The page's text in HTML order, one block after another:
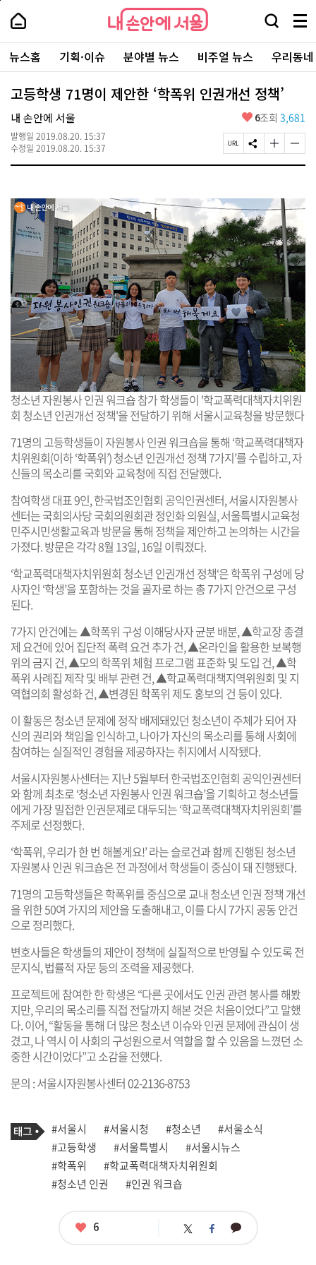
본
로
가
내
손
안
에
서
울
-
서
울
시
대
표
소
털
내
손
에
울
검
창
열
기
메
뉴
전
체
보
주
요
서
뉴스홈 기획·이슈 분야별 뉴스 비주얼 뉴스 우리동
고등학생 71명이 제안한 ‘학폭위 인권개선 정책’
내 손안에 서울
발행일 2019.08.20. 15:37
수정일 2019.08.20. 15:37
좋
요
6조회 3,681
페
이
R
L
복
사
S
N
유
하
기
글
자
크
게
변
경
하
기
글
자
작
게
경
하
기
청소년 자원봉사 인권 워크숍 참가 학생들이 '학교폭력대책자치위원
회 청소년 인권개선 정책'을 전달하기 위해 서울시교육청을 방문했다
71명의 고등학생들이 자원봉사 인권 워크숍을 통해 ‘학교폭력대책자
치위원회(이하 ‘학폭위’) 청소년 인권개선 정책 7가지’를 수립하고, 자
신들의 목소리를 국회와 교육청에 직접 전달했다.
참여학생 대표 9인, 한국법조인협회 공익인권센터, 서울시자원봉사
센터는 국회의사당 국회의원회관 정인화 의원실, 서울특별시교육청
민주시민생활교육과 방문을 통해 정책을 제안하고 논의하는 시간을
가졌다. 방문은 각각 8월 13일, 16일 이뤄졌다.
‘학교폭력대책자치위원회 청소년 인권개선 정책‘은 학폭위 구성에 당
사자인 ‘학생’을 포함하는 것을 골자로 하는 총 7가지 안건으로 구성
된다.
7가지 안건에는 ▲학폭위 구성 이해당사자 균분 배분, ▲학교장 종결
제 요건에 있어 집단적 폭력 요건 추가 건, ▲온라인을 활용한 보복행
위의 금지 건, ▲모의 학폭위 체험 프로그램 표준화 및 도입 건, ▲학
폭위 사례집 제작 및 배부 관련 건, ▲학교폭력대책지역위원회 및 지
역협의회 활성화 건, ▲변경된 학폭위 제도 홍보의 건 등이 있다.
이 활동은 청소년 문제에 정작 배제돼있던 청소년이 주체가 되어 자
신의 권리와 책임을 인식하고, 나아가 자신의 목소리를 통해 사회에
참여하는 실질적인 경험을 제공하자는 취지에서 시작됐다.
서울시자원봉사센터는 지난 5월부터 한국법조인협회 공익인권센터
와 함께 최초로 ‘청소년 자원봉사 인권 워크숍’을 기획하고 청소년들
에게 가장 밀접한 인권문제로 대두되는 ‘학교폭력대책자치위원회’를
주제로 선정했다.
‘학폭위, 우리가 한 번 해볼게요!’ 라는 슬로건과 함께 진행된 청소년
자원봉사 인권 워크숍은 전 과정에서 학생들이 중심이 돼 진행됐다.
71명의 고등학생들은 학폭위를 중심으로 교내 청소년 인권 정책 개선
을 위한 50여 가지의 제안을 도출해내고, 이를 다시 7가지 공동 안건
으로 정리했다.
변호사들은 학생들의 제안이 정책에 실질적으로 반영될 수 있도록 전
문지식, 법률적 자문 등의 조력을 제공했다.
프로젝트에 참여한 한 학생은 “다른 곳에서도 인권 관련 봉사를 해봤
지만, 우리의 목소리를 직접 전달까지 해본 것은 처음이었다”고 말했
다. 이어, “활동을 통해 더 많은 청소년 이슈와 인권 문제에 관심이 생
겼고, 나 역시 이 사회의 구성원으로서 역할을 할 수 있음을 느꼈던 소
중한 시간이었다”고 소감을 전했다.
문의 : 서울시자원봉사센터 02-2136-8753
기
사
관
련
태
그
태
그
#서울시 #서울시청 #청소년
#서울소식
#고등학생
#서울특별시
#서울시뉴스
#학폭위
#학교폭력대책자치위원회
#청소년 인권
#인권 워크숍
좋
6 트 페 카
페
상
단
로